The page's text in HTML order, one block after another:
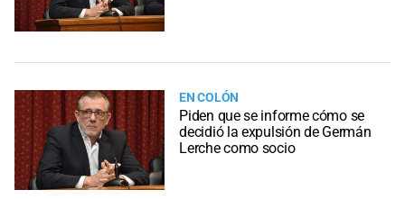
EN COLÓN
Piden que se informe cómo se
decidió la expulsión de Germán
Lerche como socio